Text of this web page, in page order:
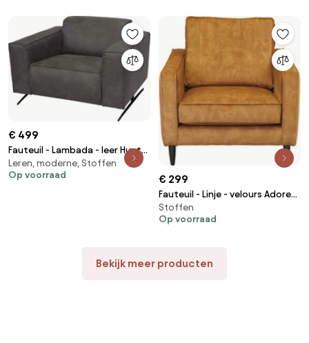
€ 499
Fauteuil - Lambada - leer Hunter
grijs 104
Leren, moderne, Stoffen
Op voorraad
€ 299
Fauteuil - Linje - velours Adore
cognac 28
Stoffen
Op voorraad
Bekijk meer producten